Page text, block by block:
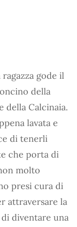
gode il
della
della Calcinaia.
lavata e
di tenerli
che porta di
molto
presi cura di
attraversare la
diventare una